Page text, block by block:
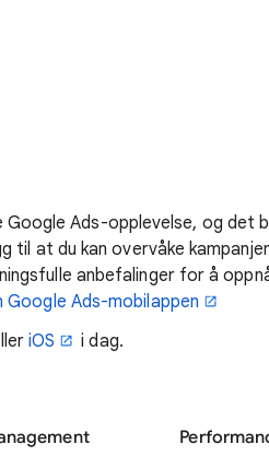
Ads-opplevelse, og det
til at du kan overvåke
anbefalinger for å
Google Ads-mobilappen
iOS i dag.